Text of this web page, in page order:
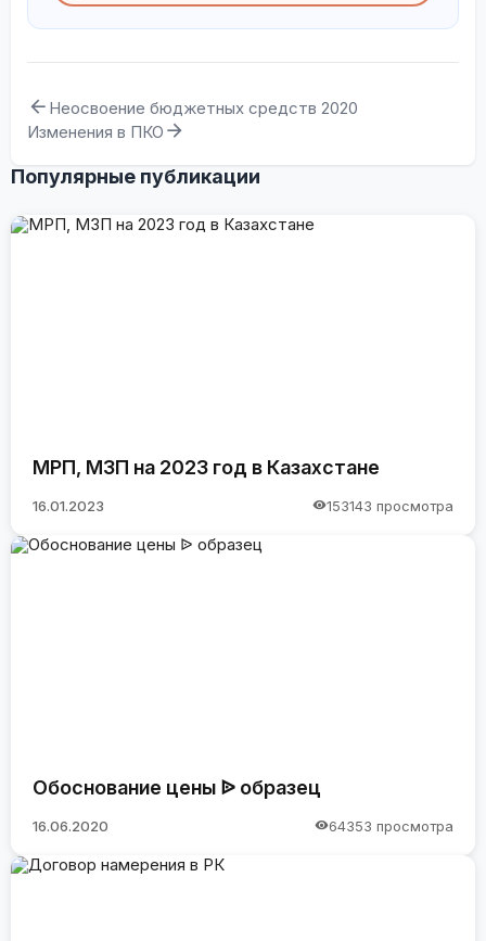
Неосвоение бюджетных средств 2020
Изменения в ПКО
Популярные публикации
МРП, МЗП на 2023 год в Казахстане
16.01.2023 153143 просмотра
Обоснование цены ᐉ образец
16.06.2020 64353 просмотра